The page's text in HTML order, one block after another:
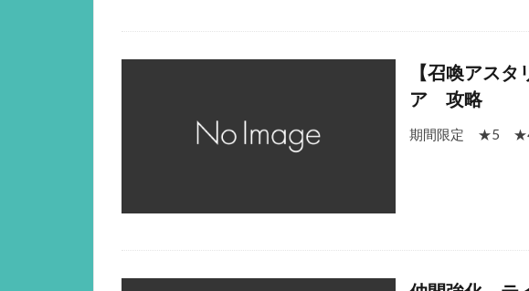
【召喚アス
ア 攻略
期間限定 ★5 ★4